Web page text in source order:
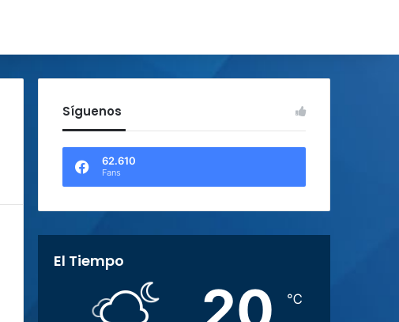
Síguenos
62.610
Fans
El Tiempo
℃